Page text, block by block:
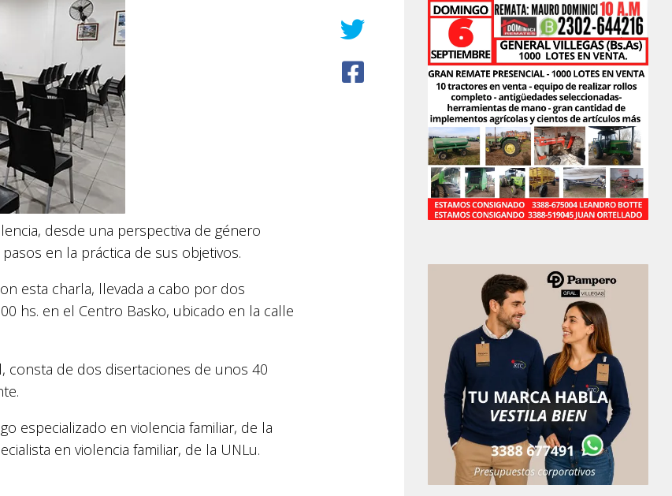
desde una perspectiva de género
en la práctica de sus objetivos.
esta charla, llevada a cabo por dos
hs. en el Centro Basko, ubicado en la calle
consta de dos disertaciones de unos 40
especializado en violencia familiar, de la
en violencia familiar, de la UNLu.